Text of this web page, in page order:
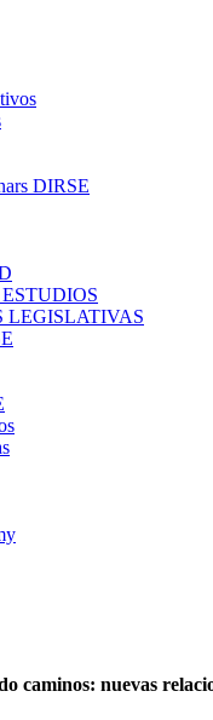
DIRSE
LEGISLATIVAS
caminos: nuevas